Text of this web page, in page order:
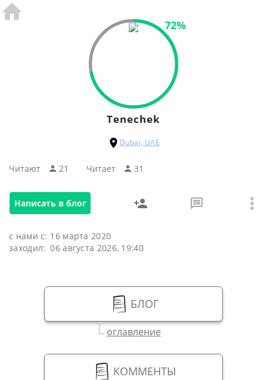
72%
Tenechek
Dubai, UAE
Читают 21 Читаeт 31
Написать в блог
с нами с: 16 марта 2020
заходил: 06 августа 2026, 19:40
БЛОГ
оглавление
КОММЕНТЫ